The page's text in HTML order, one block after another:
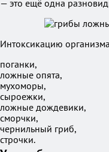
— это ещё одна
Интоксикацию
поганки,
ложные опята,
мухоморы,
сыроежки,
ложные дождевики,
сморчки,
чернильный гриб,
строчки.